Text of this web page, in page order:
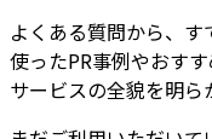
よくある質問から、
使ったPR事例やおす
サービスの全貌を明ら